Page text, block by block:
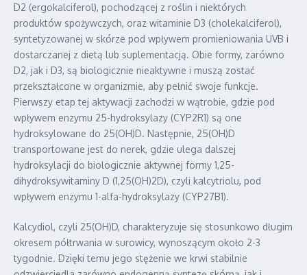
D2 (ergokalciferol), pochodzącej z roślin i niektórych
produktów spożywczych, oraz witaminie D3 (cholekalciferol),
syntetyzowanej w skórze pod wpływem promieniowania UVB i
dostarczanej z dietą lub suplementacją. Obie formy, zarówno
D2, jak i D3, są biologicznie nieaktywne i muszą zostać
przekształcone w organizmie, aby pełnić swoje funkcje.
Pierwszy etap tej aktywacji zachodzi w wątrobie, gdzie pod
wpływem enzymu 25-hydroksylazy (CYP2R1) są one
hydroksylowane do 25(OH)D. Następnie, 25(OH)D
transportowane jest do nerek, gdzie ulega dalszej
hydroksylacji do biologicznie aktywnej formy 1,25-
dihydroksywitaminy D (1,25(OH)2D), czyli kalcytriolu, pod
wpływem enzymu 1-alfa-hydroksylazy (CYP27B1).
Kalcydiol, czyli 25(OH)D, charakteryzuje się stosunkowo długim
okresem półtrwania w surowicy, wynoszącym około 2-3
tygodnie. Dzięki temu jego stężenie we krwi stabilnie